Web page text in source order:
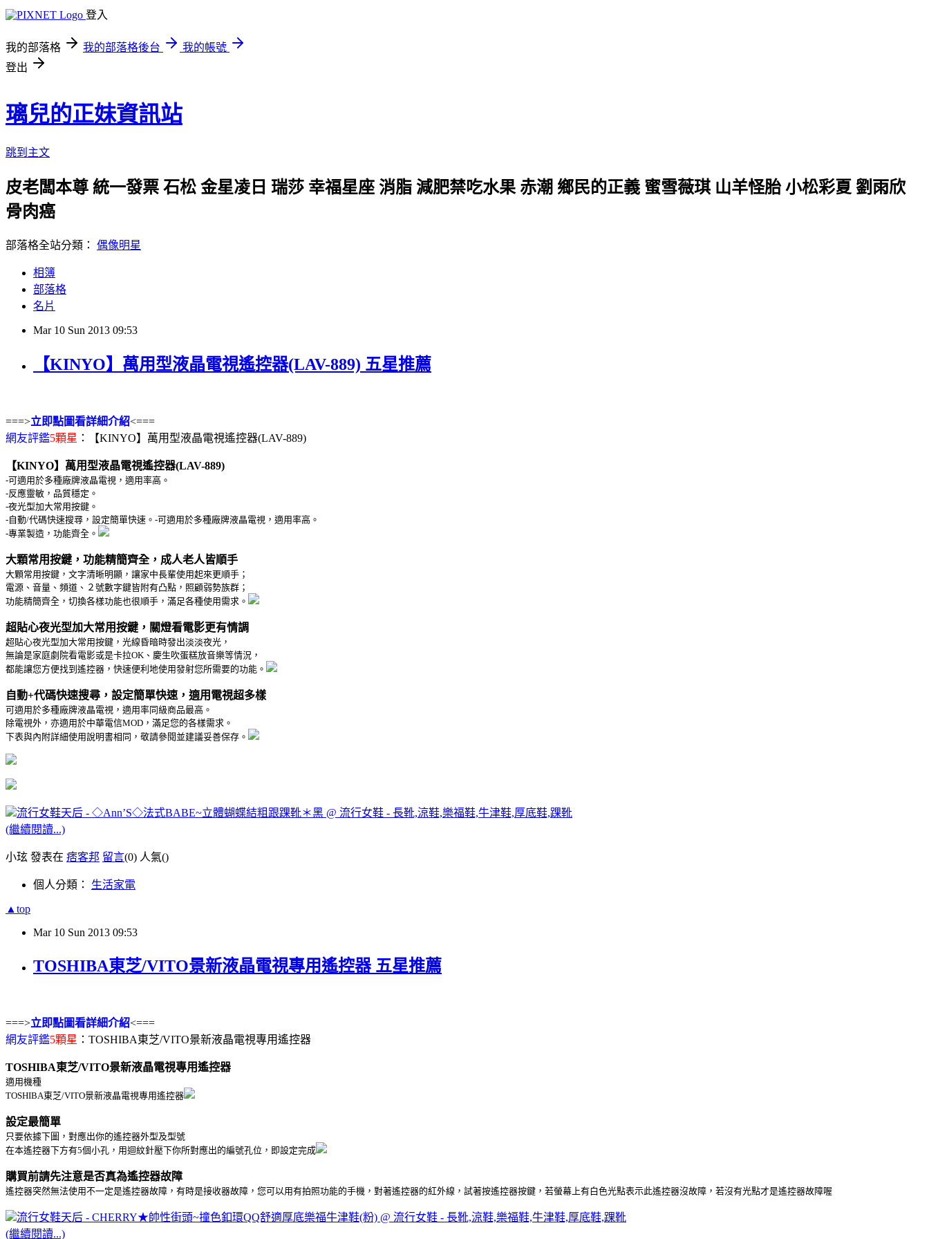
登入
我的部落格 我的部落格後台
我的帳號
登出
璃兒的正妹資訊站
跳到主文
皮老闆本尊 統一發票 石松 金星凌日 瑞莎 幸福星座 消脂 減肥禁吃水果 赤潮 鄉民的正義 蜜雪薇琪 山羊怪胎 小松彩夏 劉雨欣
骨肉癌
部落格全站分類： 偶像明星
相簿
部落格
名片
Mar 10 Sun 2013 09:53
【KINYO】萬用型液晶電視遙控器(LAV-889) 五星推薦
===>立即點圖看詳細介紹<===
網友評鑑5顆星 ：【KINYO】萬用型液晶電視遙控器(LAV-889)
【KINYO】萬用型液晶電視遙控器(LAV-889)
-可適用於多種廠牌液晶電視，適用率高。
-反應靈敏，品質穩定。
-夜光型加大常用按鍵。
-自動/代碼快速搜尋，設定簡單快速。-可適用於多種廠牌液晶電視，適用率高。
-專業製造，功能齊全。
大顆常用按鍵，功能精簡齊全，成人老人皆順手
大顆常用按鍵，文字清晰明顯，讓家中長輩使用起來更順手；
電源、音量、頻道、２號數字鍵皆附有凸點，照顧弱勢族群；
功能精簡齊全，切換各樣功能也很順手，滿足各種使用需求。
超貼心夜光型加大常用按鍵，關燈看電影更有情調
超貼心夜光型加大常用按鍵，光線昏暗時發出淡淡夜光，
無論是家庭劇院看電影或是卡拉OK、慶生吹蛋糕放音樂等情況，
都能讓您方便找到遙控器，快速便利地使用發射您所需要的功能。
自動+代碼快速搜尋，設定簡單快速，適用電視超多樣
可適用於多種廠牌液晶電視，適用率同級商品最高。
除電視外，亦適用於中華電信MOD，滿足您的各樣需求。
下表與內附詳細使用說明書相同，敬請參閱並建議妥善保存。
流行女鞋天后 - ◇Ann’S◇法式BABE~立體蝴蝶結粗跟踝靴＊黑 @ 流行女鞋 - 長靴,涼鞋,樂福鞋,牛津鞋,厚底鞋,踝靴
(繼續閱讀...)
小玹 發表在 痞客邦 留言(0) 人氣()
個人分類： 生活家電
▲top
Mar 10 Sun 2013 09:53
TOSHIBA東芝/VITO景新液晶電視專用遙控器 五星推薦
===>立即點圖看詳細介紹<===
網友評鑑5顆星 ：TOSHIBA東芝/VITO景新液晶電視專用遙控器
TOSHIBA東芝/VITO景新液晶電視專用遙控器
適用機種
TOSHIBA東芝/VITO景新液晶電視專用遙控器
設定最簡單
只要依據下圖，對應出你的遙控器外型及型號
在本遙控器下方有5個小孔，用迴紋針壓下你所對應出的編號孔位，即設定完成
購買前請先注意是否真為遙控器故障
遙控器突然無法使用不一定是遙控器故障，有時是接收器故障，您可以用有拍照功能的手機，對著遙控器的紅外線，試著按遙控器按鍵，若螢幕上有白色光點表示此遙控器沒故障，若沒有光點才是遙控器故障喔
流行女鞋天后 - CHERRY★帥性街頭~撞色釦環QQ舒適厚底樂福牛津鞋(粉) @ 流行女鞋 - 長靴,涼鞋,樂福鞋,牛津鞋,厚底鞋,踝靴
(繼續閱讀...)